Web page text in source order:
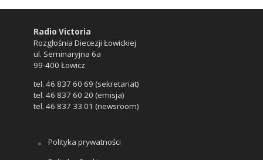
Radio Victoria
Rozgłośnia Diecezji Łowickiej
ul. Seminaryjna 6a
99-400 Łowicz
tel. 46 837 60 69 (sekretariat)
tel. 46 837 60 20 (emisja)
tel. 46 837 33 01 (newsroom)
Polityka prywatności